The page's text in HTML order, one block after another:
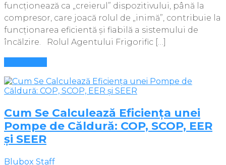
funcționează ca „creierul” dispozitivului, până la
compresor, care joacă rolul de „inimă”, contribuie la
funcționarea eficientă și fiabilă a sistemului de
încălzire. Rolul Agentului Frigorific […]
Cum Se Calculează Eficiența unei
Pompe de Căldură: COP, SCOP, EER
și SEER
Blubox Staff